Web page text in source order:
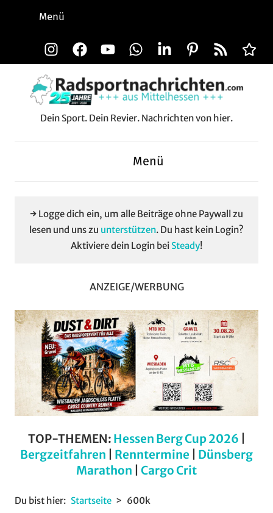
InstagramFacebookYouTubeWhatsAppLinkedInPinterest
RSS-
Feed
Alle
Menü
Dein Sport. Dein Revier. Nachrichten von hier.
Menü
→ Logge dich ein, um alle Beiträge ohne Paywall zu
lesen und uns zu unterstützen. Du hast kein Login?
Aktiviere dein Login bei Steady!
ANZEIGE/WERBUNG
TOP-THEMEN: Hessen Berg Cup 2026
Bergzeitfahren
Renntermine
Dünsberg
Marathon
Cargo Crit
Du bist hier: Startseite 600k